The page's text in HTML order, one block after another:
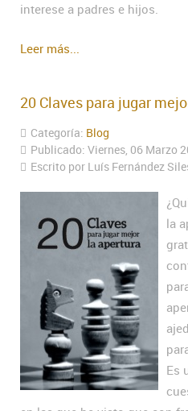
interese a padres e hijos.
Leer más...
20 Claves para jugar
Categoría: Blog
Publicado: Viernes, 06 Marzo
Escrito por Luís Fernández
la
Es